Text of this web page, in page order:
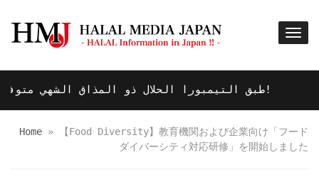
!طبق التيمبورا الحلال ذو المذاق الشهي
Home »
【Food Diversity】教育機関および企業向け「フード
ダイバーシティ対応研修」を開始しました